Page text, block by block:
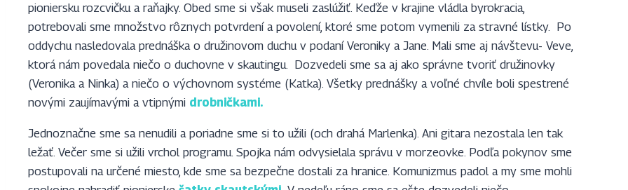
pioniersku rozcvičku a raňajky. Obed sme si však museli zaslúžiť. Keďže v krajine vládla byrokracia,
potrebovali sme množstvo rôznych potvrdení a povolení, ktoré sme potom vymenili za stravné lístky. Po
oddychu nasledovala prednáška o družinovom duchu v podaní Veroniky a Jane. Mali sme aj návštevu- Veve,
ktorá nám povedala niečo o duchovne v skautingu. Dozvedeli sme sa aj ako správne tvoriť družinovky
(Veronika a Ninka) a niečo o výchovnom systéme (Katka). Všetky prednášky a voľné chvíle boli spestrené
novými zaujímavými a vtipnými drobničkami.
Jednoznačne sme sa nenudili a poriadne sme si to užili (och drahá Marlenka). Ani gitara nezostala len tak
ležať. Večer sme si užili vrchol programu. Spojka nám odvysielala správu v morzeovke. Podľa pokynov sme
postupovali na určené miesto, kde sme sa bezpečne dostali za hranice. Komunizmus padol a my sme mohli